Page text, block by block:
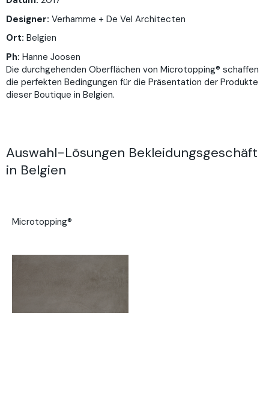
Designer: Verhamme + De Vel Architecten
Ort: Belgien
Ph: Hanne Joosen
Die durchgehenden Oberflächen von Microtopping® schaffen
die perfekten Bedingungen für die Präsentation der Produkte
dieser Boutique in Belgien.
Auswahl-Lösungen Bekleidungsgeschäft
in Belgien
Microtopping®